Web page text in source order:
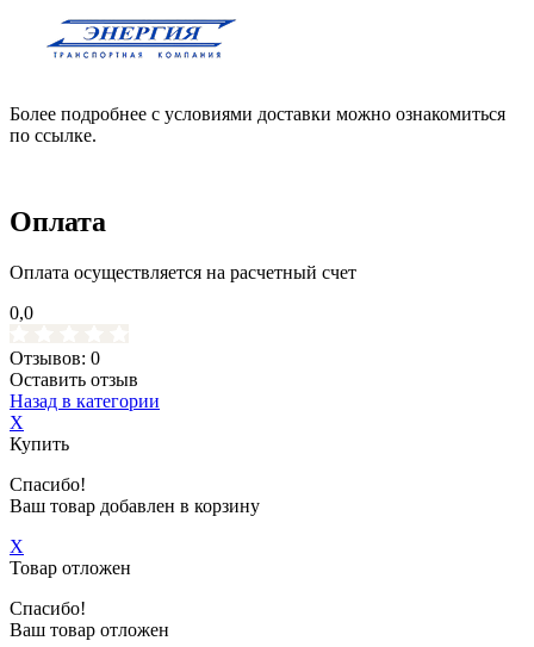
Более подробнее с условиями доставки можно ознакомиться
по ссылке.
Оплата
Оплата осуществляется на расчетный счет
0,0
Отзывов: 0
Оставить отзыв
Назад в категории
X
Купить
Спасибо!
Ваш товар добавлен в корзину
X
Товар отложен
Спасибо!
Ваш товар отложен